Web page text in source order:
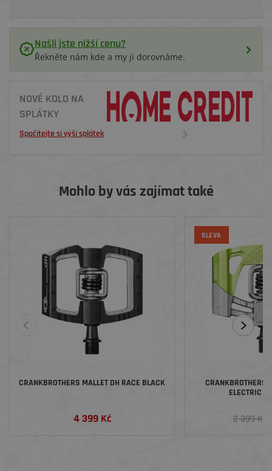
Našli jste nižší cenu?
Řekněte nám kde a my ji dorovnáme.
NOVÉ KOLO NA
SPLÁTKY
Spočítejte si výši splátek
Mohlo by vás zajímat také
CRANKBROTHERS MALLET DH RACE BLACK
4 399 Kč
SLEVA
CRANKBROTHERS
ELECTRIC
2 399 Kč